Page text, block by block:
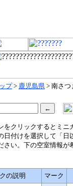
プ> 鹿児島県 > 南さつ
クリックするとミニ
日付けを選択して「日
さい。下の空室情報が
の説明
マーク